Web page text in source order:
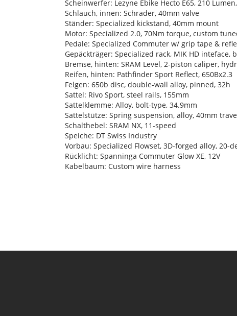
Scheinwerfer: Lezyne Ebike Hecto E65, 210
Schlauch, innen: Schrader, 40mm valve
Ständer: Specialized kickstand, 40mm mount
Motor: Specialized 2.0, 70Nm torque, custom
Pedale: Specialized Commuter w/ grip tape &
Gepäckträger: Specialized rack, MIK HD
Bremse, hinten: SRAM Level, 2-piston caliper,
Reifen, hinten: Pathfinder Sport Reflect, 650Bx2.3
Felgen: 650b disc, double-wall alloy, pinned, 32h
Sattel: Rivo Sport, steel rails, 155mm
Sattelklemme: Alloy, bolt-type, 34.9mm
Sattelstütze: Spring suspension, alloy, 40mm
Schalthebel: SRAM NX, 11-speed
Speiche: DT Swiss Industry
Vorbau: Specialized Flowset, 3D-forged alloy, 20-
Rücklicht: Spanninga Commuter Glow XE, 12V
Kabelbaum: Custom wire harness